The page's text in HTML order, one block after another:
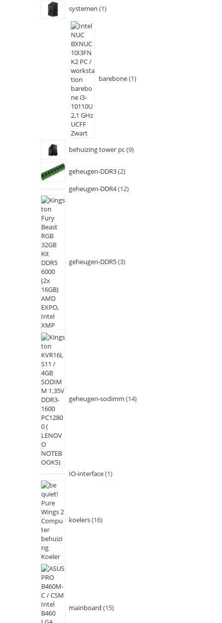
systemen 1
barebone 1
behuizing tower pc 9
geheugen-DDR3 2
geheugen-DDR4 12
geheugen-DDR5 3
geheugen-sodimm 14
IO-interface 1
koelers 16
mainboard 15